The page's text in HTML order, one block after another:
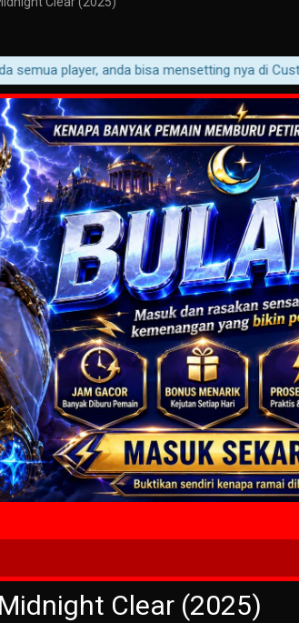
player, anda bisa mensetting nya di
Clear (2025)